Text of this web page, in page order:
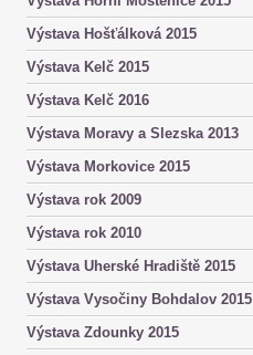
Výstava Hošťálková 2015
Výstava Kelč 2015
Výstava Kelč 2016
Výstava Moravy a Slezska 2013
Výstava Morkovice 2015
Výstava rok 2009
Výstava rok 2010
Výstava Uherské Hradiště 2015
Výstava Vysočiny Bohdalov 2015
Výstava Zdounky 2015